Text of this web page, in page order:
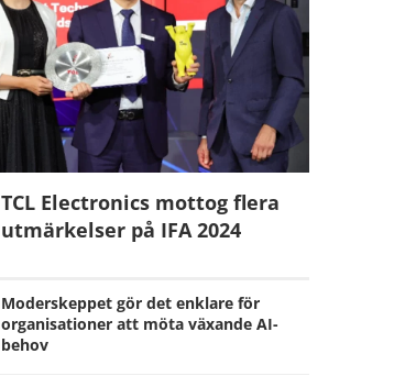
TCL Electronics mottog flera
utmärkelser på IFA 2024
Moderskeppet gör det enklare för
organisationer att möta växande AI-
behov